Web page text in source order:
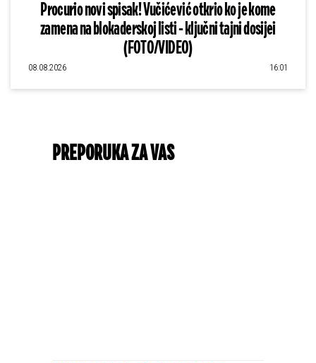
Procurio novi spisak! Vučićević otkrio ko je kome
zamena na blokaderskoj listi - ključni tajni dosijei
(FOTO/VIDEO)
08.08.2026 16:01
PREPORUKA ZA VAS